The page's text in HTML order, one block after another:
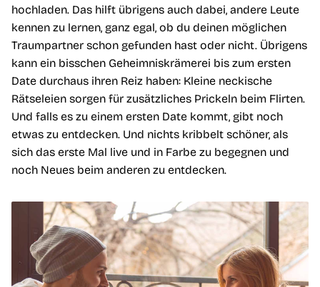
hochladen. Das hilft übrigens auch dabei, andere Leute
kennen zu lernen, ganz egal, ob du deinen möglichen
Traumpartner schon gefunden hast oder nicht. Übrigens
kann ein bisschen Geheimniskrämerei bis zum ersten
Date durchaus ihren Reiz haben: Kleine neckische
Rätseleien sorgen für zusätzliches Prickeln beim Flirten.
Und falls es zu einem ersten Date kommt, gibt noch
etwas zu entdecken. Und nichts kribbelt schöner, als
sich das erste Mal live und in Farbe zu begegnen und
noch Neues beim anderen zu entdecken.